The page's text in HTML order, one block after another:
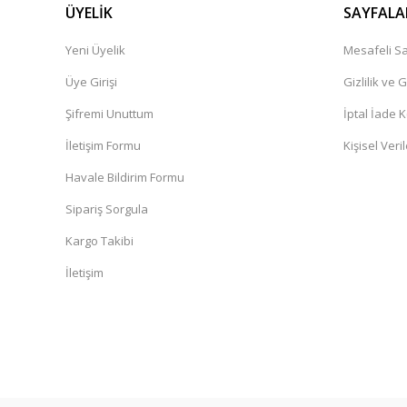
ÜYELİK
Yeni Üyelik
Üye Girişi
Şifremi Unuttum
İletişim Formu
Havale Bildirim Formu
Sipariş Sorgula
Kargo Takibi
İletişim
Mesafeli
Gizlilik ve
İptal İade
Kişisel